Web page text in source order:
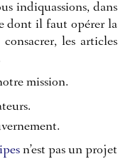
indiquassions, dans
dont il faut opérer la
les articles
mission.
n’est pas un projet